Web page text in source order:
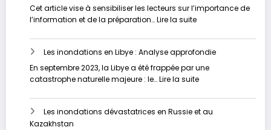
les
Inondations
:
Les
inondations
en
Cet article vise à sensibiliser les lecteurs sur l’importance de
l’information et de la préparation…Lire la suite:
en
France
:
L’actualité
Les inondations en Libye : Analyse approfondie
En septembre 2023, la Libye a été frappée par une
catastrophe naturelle majeure : le…Lire la suite:
inondations
en
Les inondations dévastatrices en Russie et au
Kazakhstan